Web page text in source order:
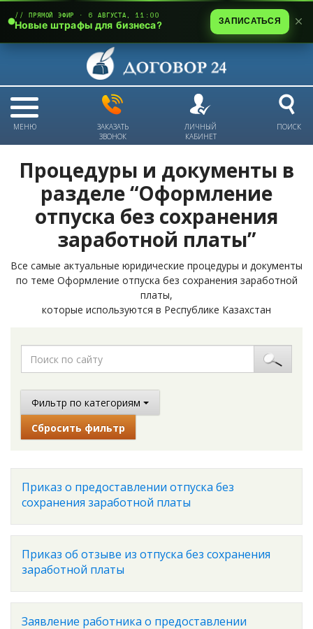
МЕНЮ
ЗАКАЗАТЬ
ЗВОНОК
ЛИЧНЫЙ
КАБИНЕТ
ПОИСК
Процедуры и документы в
разделе “Оформление
отпуска без сохранения
заработной платы”
Все самые актуальные юридические процедуры и документы
по теме Оформление отпуска без сохранения заработной
платы,
которые используются в Республике Казахстан
Фильтр по категориям
Сбросить фильтр
Приказ о предоставлении отпуска без
сохранения заработной платы
Приказ об отзыве из отпуска без сохранения
заработной платы
Заявление работника о предоставлении
// ПРЯМОЙ ЭФИР · 6 АВГУСТА, 11:00
Новые штрафы для бизнеса? ЗАПИСАТЬСЯ